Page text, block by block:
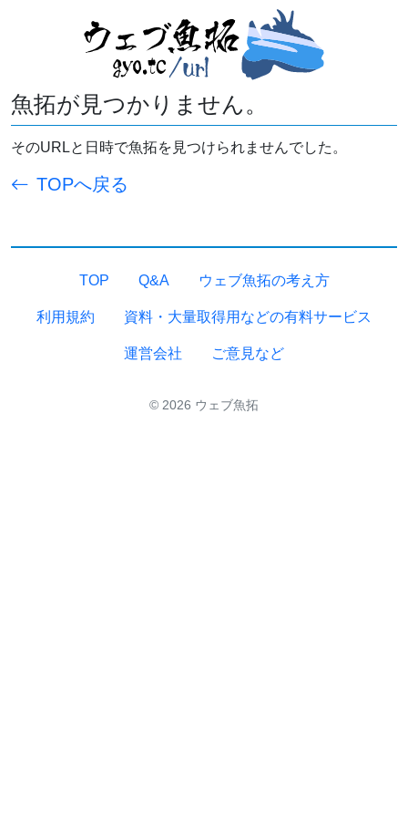
魚拓が見つかりません。
そのURLと日時で魚拓を見つけられませんでした。
TOPへ戻る
TOP Q&A ウェブ魚拓の考え方
利用規約 資料・大量取得用などの有料サービス
運営会社 ご意見など
© 2026 ウェブ魚拓